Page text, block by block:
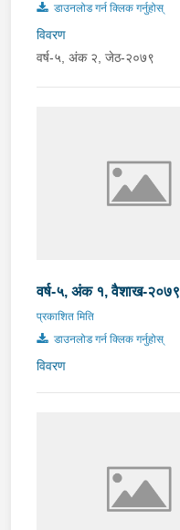
डाउनलोड गर्न क्लिक गर्नुहोस्
विवरण
वर्ष-५, अंक २, जेठ-२०७९
वर्ष-५, अंक १, वैशाख-२०७९
प्रकाशित मिति
डाउनलोड गर्न क्लिक गर्नुहोस्
विवरण